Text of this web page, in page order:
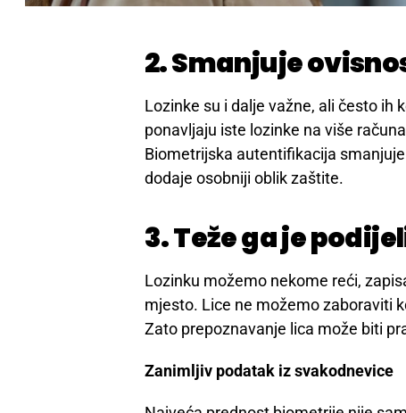
2. Smanjuje
Lozinke su i dalje važne, ali često ih
ponavljaju iste lozinke na više
Biometrijska autentifikacija
dodaje osobniji oblik zaštite.
3. Teže ga je
Lozinku možemo nekome reći,
mjesto. Lice ne možemo zaboraviti
Zato prepoznavanje lica može biti
Zanimljiv podatak iz svakodnevice